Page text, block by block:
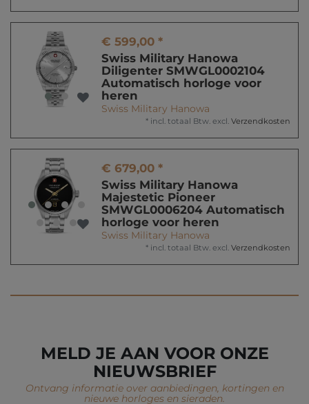
€ 599,00 *
Swiss Military Hanowa
Diligenter SMWGL0002104
Automatisch horloge voor
heren
Swiss Military Hanowa
* incl. totaal Btw. excl. Verzendkosten
€ 679,00 *
Swiss Military Hanowa
Majestetic Pioneer
SMWGL0006204 Automatisch
horloge voor heren
Swiss Military Hanowa
* incl. totaal Btw. excl. Verzendkosten
MELD JE AAN VOOR ONZE
NIEUWSBRIEF
Ontvang informatie over aanbiedingen, kortingen en
nieuwe horloges en sieraden.